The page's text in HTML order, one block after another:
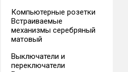
Компьютерные розетки
Встраиваемые
механизмы серебряный
матовый
Выключатели и
переключатели